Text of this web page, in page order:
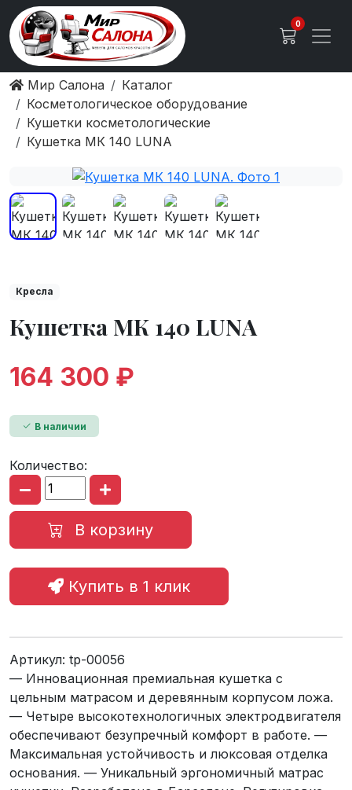
0
Мир Салона
Каталог
Косметологическое оборудование
Кушетки косметологические
Кушетка МК 140 LUNA
Кресла
Кушетка МК 140 LUNA
164 300 ₽
В наличии
Количество:
В корзину
Купить в 1 клик
Артикул: tp-00056
— Инновационная премиальная кушетка с
цельным матрасом и деревянным корпусом ложа.
— Четыре высокотехнологичных электродвигателя
обеспечивают безупречный комфорт в работе. —
Максимальная устойчивость и люксовая отделка
основания. — Уникальный эргономичный матрас